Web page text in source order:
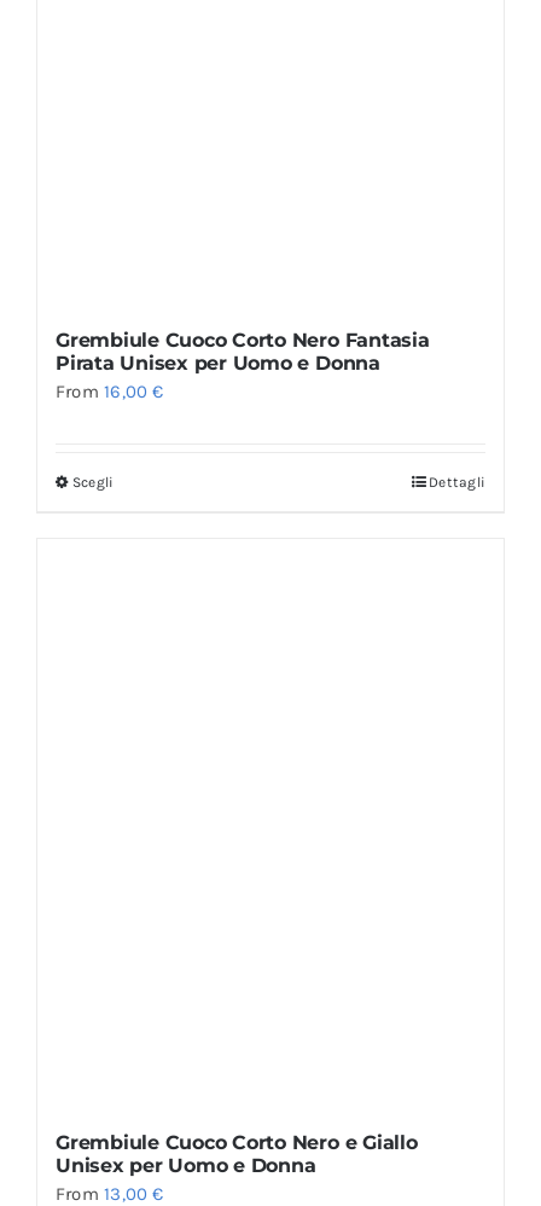
Grembiule Cuoco Corto Nero Fantasia
Pirata Unisex per Uomo e Donna
From16,00€
Scegli Dettagli
Grembiule Cuoco Corto Nero e Giallo
Unisex per Uomo e Donna
From13,00€